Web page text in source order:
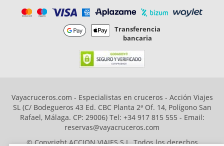
Transferencia
bancaria
Vayacruceros.com - Especialistas en cruceros - Acción Viajes
SL (C/ Bodegueros 43 Ed. CBC Planta 2ª Of. 14, Polígono San
Rafael, Málaga. CP: 29006) Tel: +34 917 815 555 - Email:
reservas@vayacruceros.com
© Copyright ACCION VIAJES S.L. Todos los derechos